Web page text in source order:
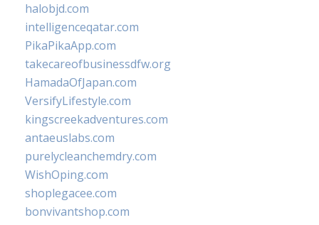
halobjd.com
intelligenceqatar.com
PikaPikaApp.com
takecareofbusinessdfw.org
HamadaOfJapan.com
VersifyLifestyle.com
kingscreekadventures.com
antaeuslabs.com
purelycleanchemdry.com
WishOping.com
shoplegacee.com
bonvivantshop.com